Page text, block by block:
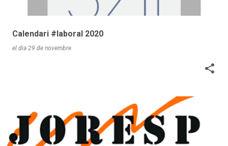
Calendari #laboral 2020
el dia 29 de novembre